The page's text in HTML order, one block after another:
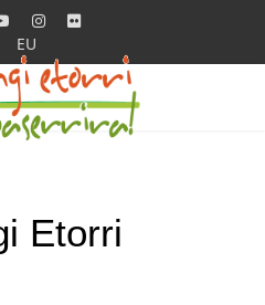
Seleccione su idioma
EU
Etorri